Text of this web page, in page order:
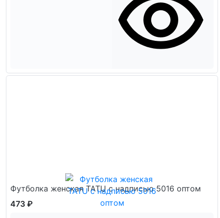
Футболка женская TATU с надписью 5016 оптом
473 ₽